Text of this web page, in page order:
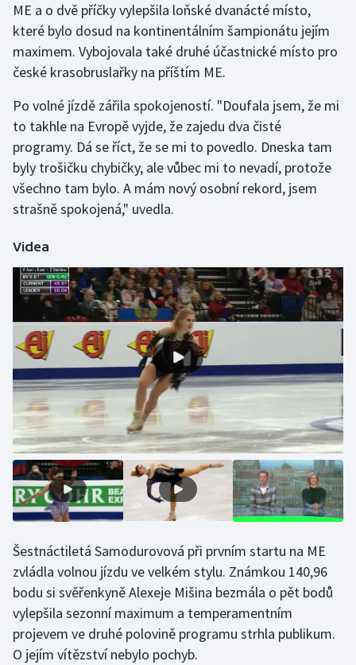
Házená
Jezdectví
Judo
Krasobruslení
Lezení
Lyže a snowboard
Moderní pětiboj
Motorsport
Olympijské hry
Parasport
Plavání
Plážový volejbal
Ragby
Rychlobruslení
Rychlostní kanoistika
Short track
Sportovní střelba
ME a o dvě příčky vylepšila loňské dvanácté místo,
které bylo dosud na kontinentálním šampionátu jejím
maximem. Vybojovala také druhé účastnické místo pro
české krasobruslařky na příštím ME.
Po volné jízdě zářila spokojeností. "Doufala jsem, že mi
to takhle na Evropě vyjde, že zajedu dva čisté
programy. Dá se říct, že se mi to povedlo. Dneska tam
byly trošičku chybičky, ale vůbec mi to nevadí, protože
všechno tam bylo. A mám nový osobní rekord, jsem
strašně spokojená," uvedla.
Videa
Šestnáctiletá Samodurovová při prvním startu na ME
zvládla volnou jízdu ve velkém stylu. Známkou 140,96
bodu si svěřenkyně Alexeje Mišina bezmála o pět bodů
vylepšila sezonní maximum a temperamentním
projevem ve druhé polovině programu strhla publikum.
O jejím vítězství nebylo pochyb.